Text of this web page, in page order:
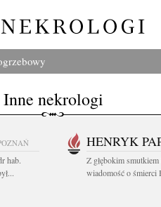
Inne nekrologi
hab.
HENRYK
Z głębokim
wiadomość o śmierci